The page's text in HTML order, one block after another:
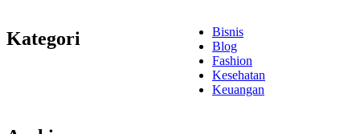
Kategori
Bisnis
Blog
Fashion
Kesehatan
Keuangan